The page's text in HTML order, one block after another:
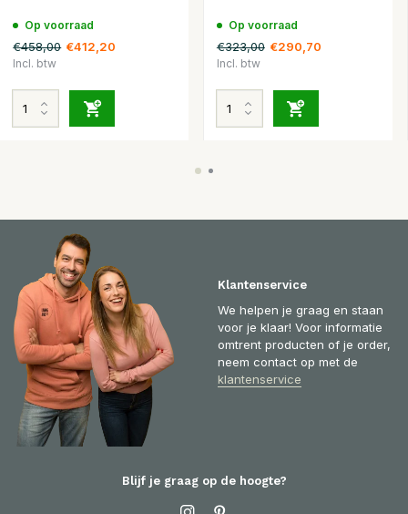
Op voorraad
€458,00 €412,20
Incl. btw
Op voorraad
€323,00 €290,70
Incl. btw
Klantenservice
We helpen je graag en staan
voor je klaar! Voor informatie
omtrent producten of je order,
neem contact op met de
klantenservice
Blijf je graag op de hoogte?